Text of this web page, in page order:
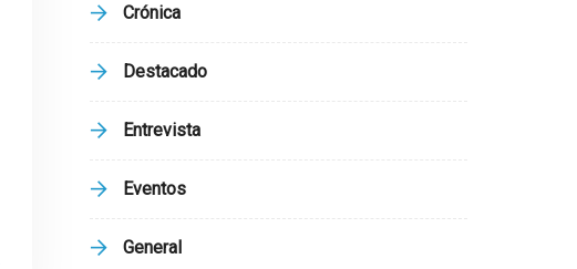
Crónica
Destacado
Entrevista
Eventos
General